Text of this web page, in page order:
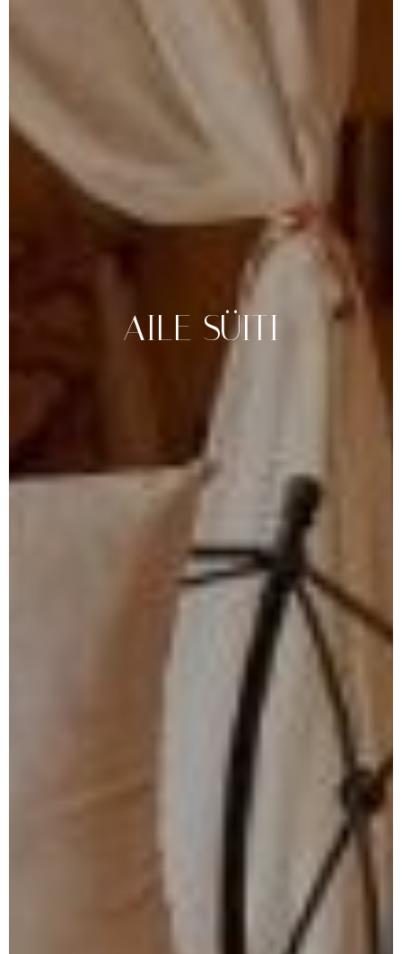
AILE SÜITI